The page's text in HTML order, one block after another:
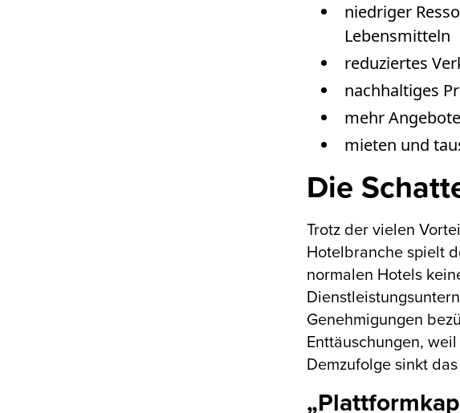
niedriger
Lebensmitteln
reduziertes
nachhaltiges
mehr
mieten und
Die
Trotz der vielen
Hotelbranche spielt
normalen Hotels
Genehmigungen
Enttäuschungen,
Demzufolge sinkt